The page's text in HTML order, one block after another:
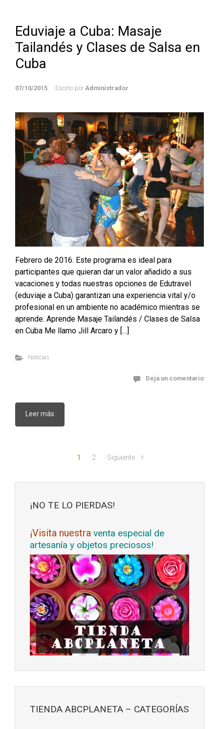
Eduviaje a Cuba: Masaje
Tailandés y Clases de Salsa en
Cuba
07/10/2015 Escrito por Administrador
Febrero de 2016. Este programa es ideal para
participantes que quieran dar un valor añadido a sus
vacaciones y todas nuestras opciones de Edutravel
(eduviaje a Cuba) garantizan una experiencia vital y/o
profesional en un ambiente no académico mientras se
aprende. Aprende Masaje Tailandés / Clases de Salsa
en Cuba Me llamo Jill Arcaro y […]
Noticias
Deja un comentario
Leer más
1 2 Siguiente
¡NO TE LO PIERDAS!
¡Visita nuestra venta especial de
artesanía y objetos preciosos!
TIENDA ABCPLANETA – CATEGORÍAS